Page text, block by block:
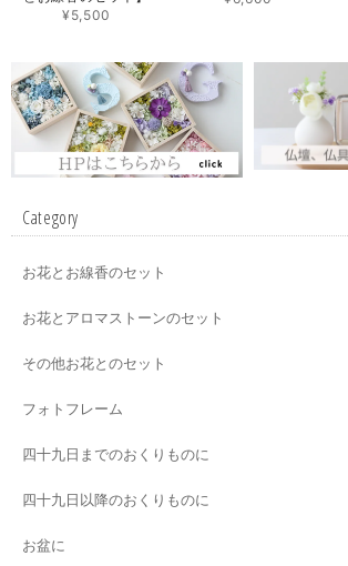
¥5,500
Category
お花とお線香のセット
お花とアロマストーンのセット
その他お花とのセット
フォトフレーム
四十九日までのおくりものに
四十九日以降のおくりものに
お盆に